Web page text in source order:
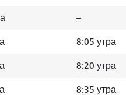
--
8:05 утра
8:20 утра
8:35 утра